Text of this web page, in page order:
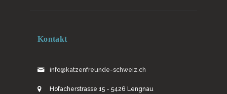
Kontakt
info@katzenfreunde-schweiz.ch
Hofacherstrasse 15 - 5426 Lengnau